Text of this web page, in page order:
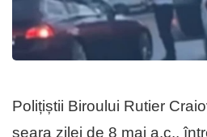
Polițiștii Biroului Rutier
seara zilei de 8 mai a.c.,